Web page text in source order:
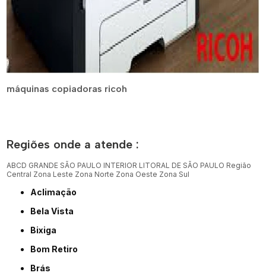
máquinas copiadoras ricoh
Regiões onde a atende :
ABCD GRANDE SÃO PAULO INTERIOR LITORAL DE SÃO PAULO Região
Central Zona Leste Zona Norte Zona Oeste Zona Sul
Aclimação
Bela Vista
Bixiga
Bom Retiro
Brás